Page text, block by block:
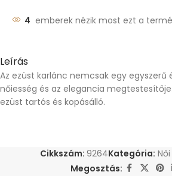
4 emberek nézik most ezt a
Leírás
Az ezüst karlánc nemcsak egy egyszerű
nőiesség és az elegancia
ezüst tartós és kopásálló.
Cikkszám: 9264Kategória:
Megosztás: